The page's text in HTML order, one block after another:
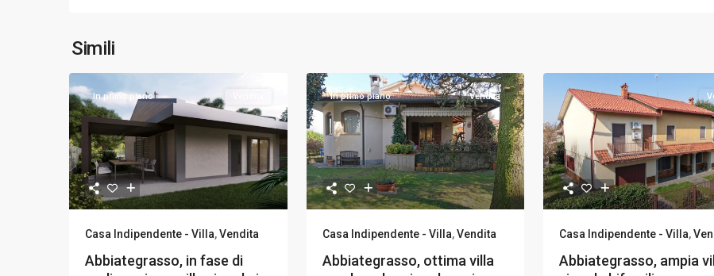
Simili
In primo piano
Casa Indipendente - Villa,Vendita
Abbiategrasso, in fase di
In primo piano Vendita
Casa Indipendente - Villa,Vendita
Abbiategrasso, ottima villa
Casa Indipendente - Villa,
Abbiategrasso, ampia